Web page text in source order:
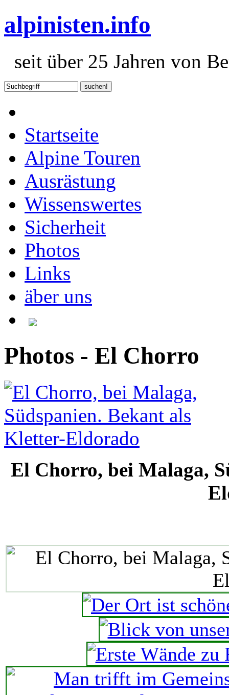
alpinisten.info
seit über 25 Jahren von
Startseite
Alpine Touren
Ausrästung
Wissenswertes
Sicherheit
Photos
Links
äber uns
Photos - El Chorro
El Chorro, bei Malaga,